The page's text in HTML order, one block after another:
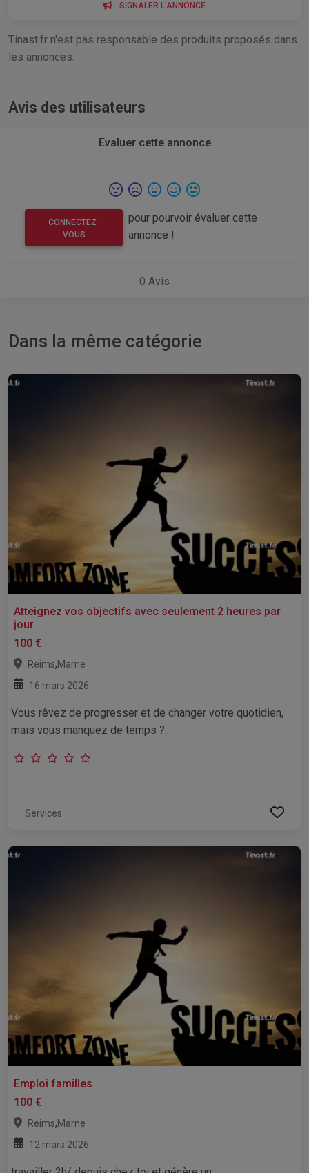
SIGNALER L'ANNONCE
Tinast.fr n'est pas responsable des produits proposés dans
les annonces.
Avis des utilisateurs
Evaluer cette annonce
CONNECTEZ-
VOUS
pour pourvoir évaluer cette
annonce !
0 Avis
Dans la même catégorie
Atteignez vos objectifs avec seulement 2 heures par
jour
100 €
Reims,Marne
16 mars 2026
Vous rêvez de progresser et de changer votre quotidien,
mais vous manquez de temps ?...
Services
Emploi familles
100 €
Reims,Marne
12 mars 2026